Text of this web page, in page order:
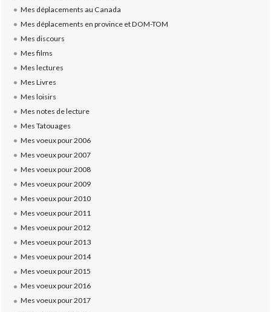
Mes déplacements au Canada
Mes déplacements en province et DOM-TOM
Mes discours
Mes films
Mes lectures
Mes Livres
Mes loisirs
Mes notes de lecture
Mes Tatouages
Mes voeux pour 2006
Mes voeux pour 2007
Mes voeux pour 2008
Mes voeux pour 2009
Mes voeux pour 2010
Mes voeux pour 2011
Mes voeux pour 2012
Mes voeux pour 2013
Mes voeux pour 2014
Mes voeux pour 2015
Mes voeux pour 2016
Mes voeux pour 2017